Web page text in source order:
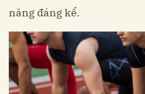
năng đáng kể.